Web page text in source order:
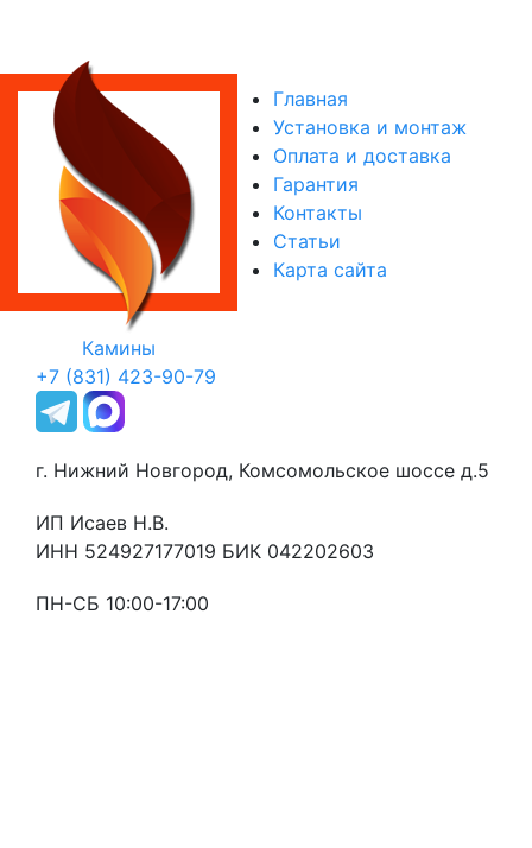
Камины
Главная
Установка и монтаж
Оплата и доставка
Гарантия
Контакты
Статьи
Карта сайта
+7 (831) 423-90-79
г. Нижний Новгород, Комсомольское шоссе д.5
ИП Исаев Н.В.
ИНН 524927177019 БИК 042202603
ПН-СБ 10:00-17:00